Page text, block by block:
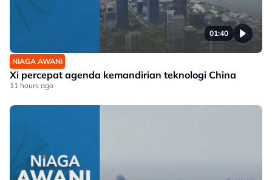
01:40
NIAGA AWANI
Xi percepat agenda kemandirian teknologi China
11 hours ago